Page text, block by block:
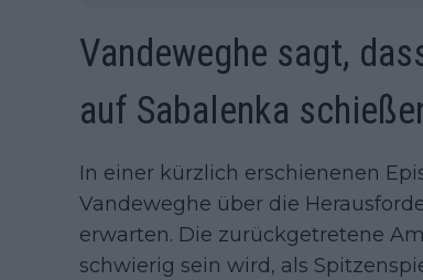
Vandeweghe sagt,
auf Sabalenka
In einer kürzlich erschienenen
Vandeweghe über die
erwarten. Die zurückgetretene
schwierig sein wird, als